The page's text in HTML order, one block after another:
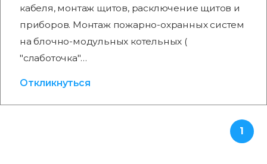
кабеля, монтаж щитов, расключение щитов и
приборов. Монтаж пожарно-охранных систем
на блочно-модульных котельных (
"слаботочка"…
Откликнуться
1